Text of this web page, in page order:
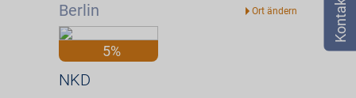
Login
Berlin
5%
NKD